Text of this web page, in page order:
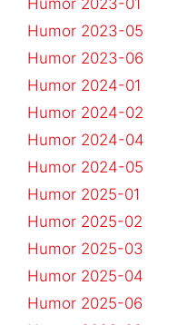
Humor 2023-01
Humor 2023-05
Humor 2023-06
Humor 2024-01
Humor 2024-02
Humor 2024-04
Humor 2024-05
Humor 2025-01
Humor 2025-02
Humor 2025-03
Humor 2025-04
Humor 2025-06